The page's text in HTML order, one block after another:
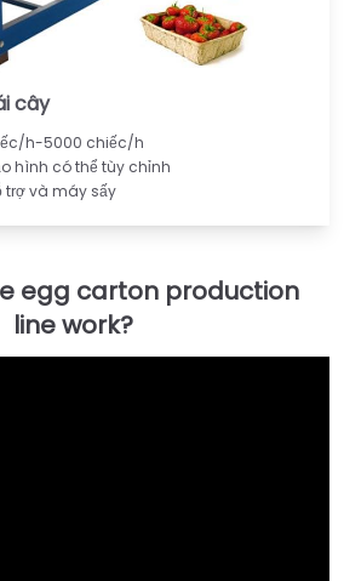
cây
h-5000 chiếc/h
hình có thể tùy chỉnh
trợ và máy sấy